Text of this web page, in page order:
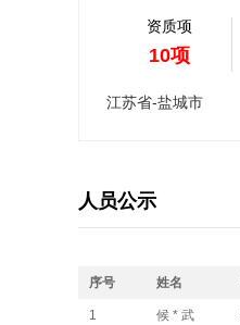
资质项
10项
江苏省-盐城市
人员公示
序号 姓名
1 候 * 武